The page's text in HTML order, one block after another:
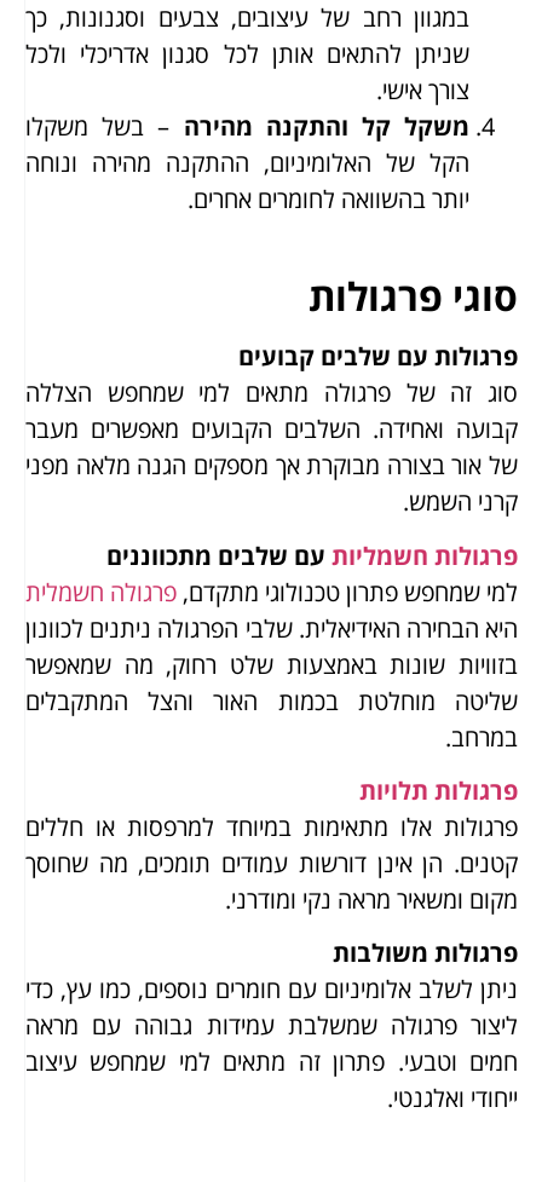
במגוון רחב של עיצובים, צבעים וסגנונות, כך
שניתן להתאים אותן לכל סגנון אדריכלי ולכל
צורך אישי.
משקל קל והתקנה מהירה – בשל משקלו
הקל של האלומיניום, ההתקנה מהירה ונוחה
יותר בהשוואה לחומרים אחרים.
סוגי פרגולות
פרגולות עם שלבים קבועים
סוג זה של פרגולה מתאים למי שמחפש הצללה
קבועה ואחידה. השלבים הקבועים מאפשרים מעבר
של אור בצורה מבוקרת אך מספקים הגנה מלאה מפני
קרני השמש.
פרגולות חשמליות עם שלבים מתכווננים
למי שמחפש פתרון טכנולוגי מתקדם, פרגולה חשמלית
היא הבחירה האידיאלית. שלבי הפרגולה ניתנים לכוונון
בזוויות שונות באמצעות שלט רחוק, מה שמאפשר
שליטה מוחלטת בכמות האור והצל המתקבלים
במרחב.
פרגולות תלויות
פרגולות אלו מתאימות במיוחד למרפסות או חללים
קטנים. הן אינן דורשות עמודים תומכים, מה שחוסך
מקום ומשאיר מראה נקי ומודרני.
פרגולות משולבות
ניתן לשלב אלומיניום עם חומרים נוספים, כמו עץ, כדי
ליצור פרגולה שמשלבת עמידות גבוהה עם מראה
חמים וטבעי. פתרון זה מתאים למי שמחפש עיצוב
ייחודי ואלגנטי.